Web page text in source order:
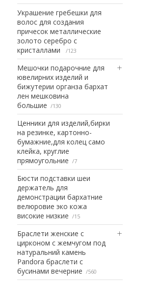
Украшение гребешки для
волос для создания
причесок металлические
золото серебро с
кристаллами
123
Мешочки подарочние для
ювелирних изделий и
бижутерии органза бархат
лен мешковина
большие
130
Ценники для изделий,бирки
на резинке, картонно-
бумажние,для колец само
клейка, круглие
прямоугольние
7
Бюсти подставки шеи
держатель для
демонстрации бархатние
велюровие эко кожа
високие низкие
15
Браслети женские с
цирконом с жемчугом под
натуральний камень
Pandora браслети с
бусинами вечерние
560